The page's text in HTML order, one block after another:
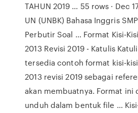
TAHUN 2019 … 55 rows · Dec
UN (UNBK) Bahasa Inggris
Perbutir Soal … Format Kisi-
2013 Revisi 2019 - Katulis
tersedia contoh format kisi-
2013 revisi 2019 sebagai
akan membuatnya. Format ini
unduh dalam bentuk file …